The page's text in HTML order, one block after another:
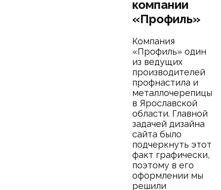
компании
«Профиль»
Компания
«Профиль» один
из ведущих
производителей
профнастила и
металлочерепицы
в Ярославской
области. Главной
задачей дизайна
сайта было
подчеркнуть этот
факт графически,
поэтому в его
оформлении мы
решили